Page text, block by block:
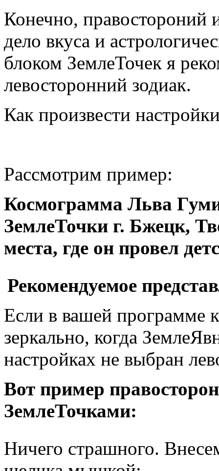
Конечно, правостороний
дело вкуса и
блоком ЗемлеТочек я
левосторонний зодиак.
Как произвести
Рассмотрим пример:
Космограмма Льва
ЗемлеТочки г. Бжецк,
места, где он провел
Рекомендуемое
Если в вашей программе
зеркально, когда
настройках не выбран
Вот пример
ЗемлеТочками:
Ничего страшного.